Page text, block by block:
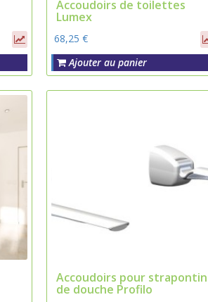
Accoudoirs de toilettes
Lumex
68,25 €
Ajouter au panier
Accoudoirs pour strapontin
de douche Profilo